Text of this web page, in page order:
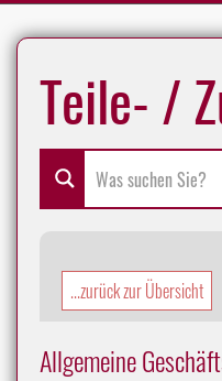
Teile- /
...zurück zur Übersicht
Allgemeine